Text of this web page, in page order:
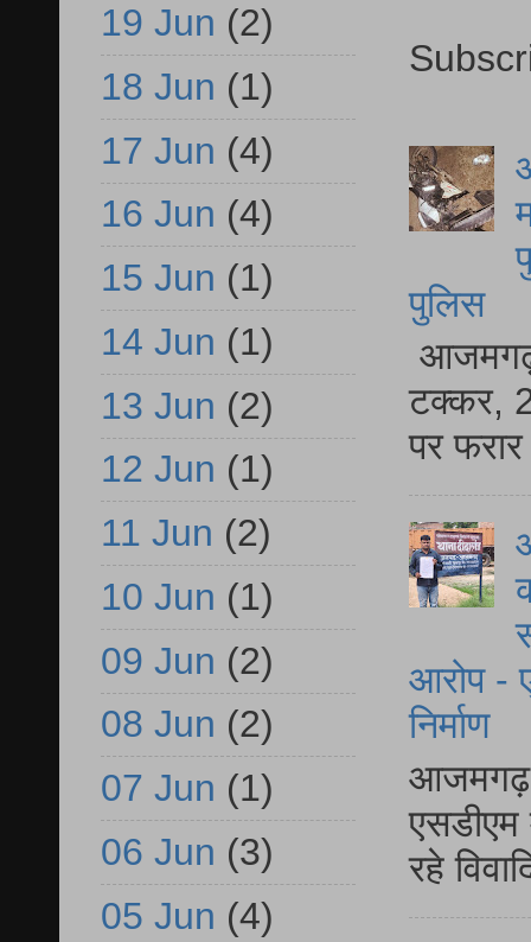
पुलिस
आजमगढ़
टक्कर,
पर
आरोप -
निर्माण
आजमगढ़
एसडीएम
रहे
19 Jun (2)
18 Jun (1)
17 Jun (4)
16 Jun (4)
15 Jun (1)
14 Jun (1)
13 Jun (2)
12 Jun (1)
11 Jun (2)
10 Jun (1)
09 Jun (2)
08 Jun (2)
07 Jun (1)
06 Jun (3)
05 Jun (4)